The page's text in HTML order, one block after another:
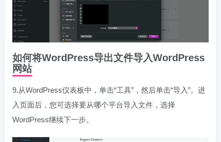
如何将WordPress导出文件导入WordPress
网站
9.从WordPress仪表板中，单击“工具”，然后单击“导入”。进
入页面后，您可选择要从哪个平台导入文件，选择
WordPress继续下一步。